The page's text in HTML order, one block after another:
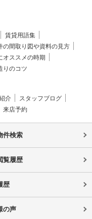
賃貸用語集
の間取り図や資料の見方
オススメの時期
りのコツ
介
スタッフブログ
来店予約
件検索
覧履歴
歴
の声